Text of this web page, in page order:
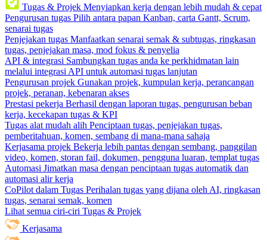
Tugas & Projek Menyiapkan kerja dengan lebih mudah & cepat
Pengurusan tugas Pilih antara papan Kanban, carta Gantt, Scrum,
senarai tugas
Penjejakan tugas Manfaatkan senarai semak & subtugas, ringkasan
tugas, penjejakan masa, mod fokus & penyelia
API & integrasi Sambungkan tugas anda ke perkhidmatan lain
melalui integrasi API untuk automasi tugas lanjutan
Pengurusan projek Gunakan projek, kumpulan kerja, perancangan
projek, peranan, kebenaran akses
Prestasi pekerja Berhasil dengan laporan tugas, pengurusan beban
kerja, kecekapan tugas & KPI
Tugas alat mudah alih Penciptaan tugas, penjejakan tugas,
pemberitahuan, komen, sembang di mana-mana sahaja
Kerjasama projek Bekerja lebih pantas dengan sembang, panggilan
video, komen, storan fail, dokumen, pengguna luaran, templat tugas
Automasi Jimatkan masa dengan penciptaan tugas automatik dan
automasi alir kerja
CoPilot dalam Tugas Perihalan tugas yang dijana oleh AI, ringkasan
tugas, senarai semak, komen
Lihat semua ciri-ciri Tugas & Projek
Kerjasama